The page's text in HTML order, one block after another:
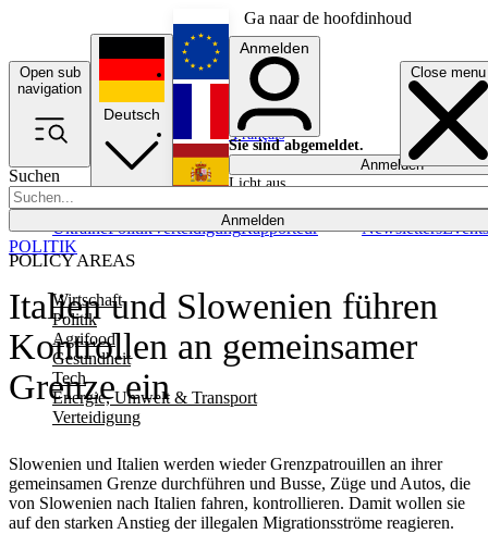
Ga naar de hoofdinhoud
Open sub
navigation
Close menu
Suchen
Anmelden
POLICY AREAS
Wirtschaft
Politik
Agrifood
Gesundheit
Tech
Energie, Umwelt & Transport
Verteidigung
UkrainePolitikVerteidigungRapporteur NewslettersEvents
Deutsch
English
Français
Anmelden
Sie sind abgemeldet.
Anmelden
Licht aus
Italien und Slowenien führen
Kontrollen an gemeinsamer
Grenze ein
Slowenien und Italien werden wieder Grenzpatrouillen an ihrer
gemeinsamen Grenze durchführen und Busse, Züge und Autos, die
von Slowenien nach Italien fahren, kontrollieren. Damit wollen sie
auf den starken Anstieg der illegalen Migrationsströme reagieren.
POLITIK